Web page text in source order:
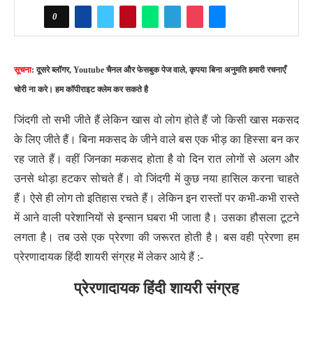
0
सूचना: दूसरे ब्लॉगर, Youtube चैनल और फेसबुक पेज वाले, कृपया बिना अनुमति हमारी रचनाएँ
चोरी ना करे। हम कॉपीराइट क्लेम कर सकते है
जिंदगी तो सभी जीते हैं लेकिन खास वो लोग होते हैं जो किसी खास मकसद
के लिए जीते हैं। बिना मकसद के जीने वाले बस एक भीड़ का हिस्सा बन कर
रह जाते हैं। वहीं जिनका मकसद होता है वो दिन रात लोगों से अलग और
उनसे थोड़ा हटकर सोचते हैं। वो जिंदगी में कुछ नया हासिल करना चाहते
हैं। ऐसे ही लोग तो इतिहास रचते हैं। लेकिन इन रास्तों पर कभी-कभी रास्ते
में आने वाली परेशानियों से इन्सान घबरा भी जाता है। उसका हौसला टूटने
लगता है। तब उसे एक प्रेरणा की जरूरत होती है। बस वही प्रेरणा हम
प्रेरणादायक हिंदी शायरी संग्रह में लेकर आये हैं :-
प्रेरणादायक हिंदी शायरी संग्रह